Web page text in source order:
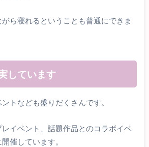
ら寝れるということも普通にできま
しています
トなども盛りだくさんです。
イベント、話題作品とのコラボイベ
催しています。